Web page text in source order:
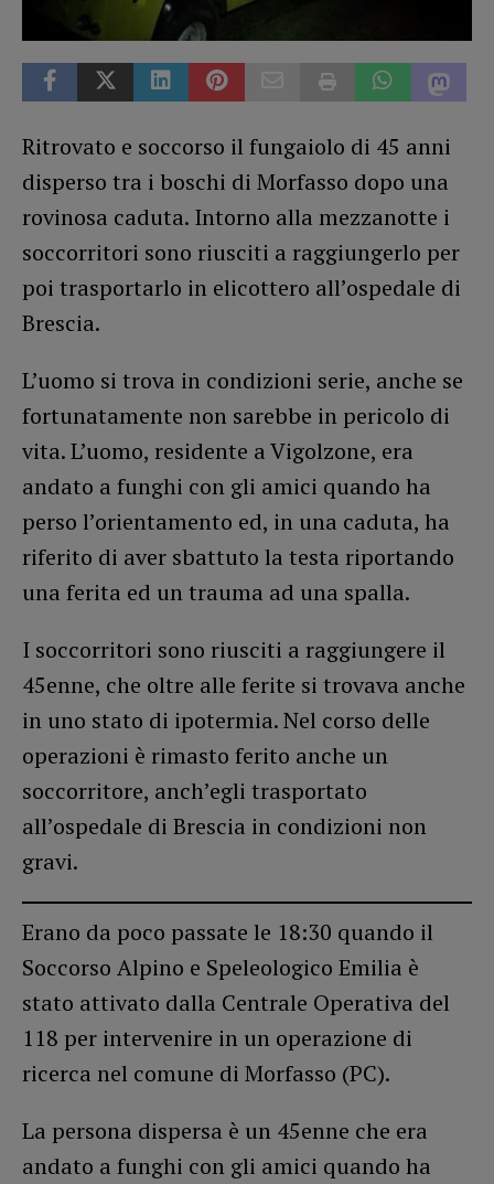
Ritrovato e soccorso il fungaiolo di 45 anni
disperso tra i boschi di Morfasso dopo una
rovinosa caduta. Intorno alla mezzanotte i
soccorritori sono riusciti a raggiungerlo per
poi trasportarlo in elicottero all’ospedale di
Brescia.
L’uomo si trova in condizioni serie, anche se
fortunatamente non sarebbe in pericolo di
vita. L’uomo, residente a Vigolzone, era
andato a funghi con gli amici quando ha
perso l’orientamento ed, in una caduta, ha
riferito di aver sbattuto la testa riportando
una ferita ed un trauma ad una spalla.
I soccorritori sono riusciti a raggiungere il
45enne, che oltre alle ferite si trovava anche
in uno stato di ipotermia. Nel corso delle
operazioni è rimasto ferito anche un
soccorritore, anch’egli trasportato
all’ospedale di Brescia in condizioni non
gravi.
Erano da poco passate le 18:30 quando il
Soccorso Alpino e Speleologico Emilia è
stato attivato dalla Centrale Operativa del
118 per intervenire in un operazione di
ricerca nel comune di Morfasso (PC).
La persona dispersa è un 45enne che era
andato a funghi con gli amici quando ha